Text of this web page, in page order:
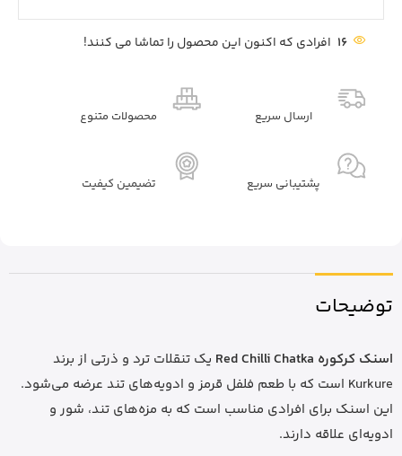
16 افرادی که اکنون این محصول را تماشا می کنند!
ارسال سریع محصولات متنوع
پشتیبانی سریع تضیمین کیفیت
توضیحات
اسنک کرکوره Red Chilli Chatka
یک تنقلات ترد و ذرتی از برند
Kurkure است که با طعم فلفل قرمز و ادویه‌های تند عرضه می‌شود.
این اسنک برای افرادی مناسب است که به مزه‌های تند، شور و
ادویه‌ای علاقه دارند.